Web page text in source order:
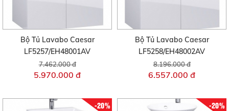
Bộ Tủ Lavabo Caesar
LF5257/EH48001AV
7.462.000 đ
5.970.000 đ
Bộ Tủ Lavabo Caesar
LF5258/EH48002AV
8.196.000 đ
6.557.000 đ
-20% -20%